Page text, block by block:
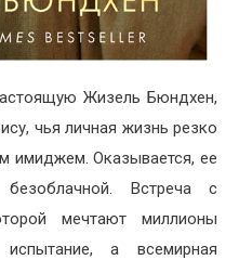
Жизель Бюндхен,
чья личная жизнь резко
имиджем. Оказывается, ее
Встреча с
мечтают миллионы
а всемирная